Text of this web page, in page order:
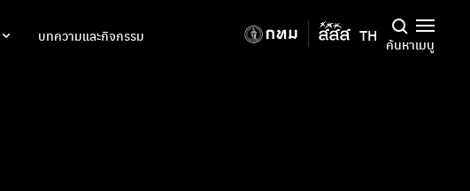
บทความและกิจกรรม TH ค้นหาเมนู